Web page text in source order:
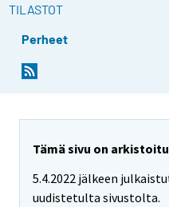
TILASTOT
Perheet
Tämä sivu on
5.4.2022 jälkeen
uudistetulta sivustolta.